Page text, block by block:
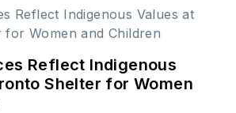
Reflect Indigenous
Shelter for Women